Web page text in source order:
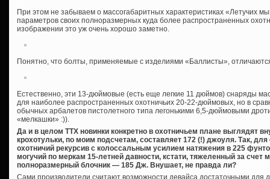
При этом не забываем о массогабаритных характеристиках «Летучих
параметров своих полноразмерных куда более распространенных
изображении это уж очень хорошо заметно.
Понятно, что болты, применяемые с изделиями «Баллисты»,
Естественно, эти 13-дюймовые (есть еще легкие 11 дюймов) снаряды
для наиболее распространенных охотничьих 20-22-дюймовых, но в
обычных арбалетов пистолетного типа легонькими 6,5-дюймовыми
«мелкашки» :)).
Да и в целом ТТХ новинки конкретно в охотничьем плане выглядят
крохотульки, по моим подсчетам, составляет 172 (!) джоуля. Так,
охотничий рекурсив с колоссальным усилием натяжения в 225
могучий по меркам 15-летней давности, кстати, тяжеленный за счет
полноразмерный блочник — 185 Дж. Внушает, не правда ли?